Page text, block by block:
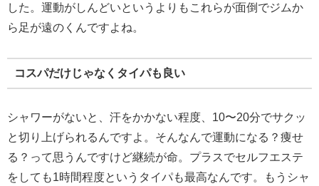
した。運動がしんどいというよりもこれらが面倒でジムか
ら足が遠のくんですよね。
コスパだけじゃなくタイパも良い
シャワーがないと、汗をかかない程度、10〜20分でサクッ
と切り上げられるんですよ。そんなんで運動になる？痩せ
る？って思うんですけど継続が命。プラスでセルフエステ
をしても1時間程度というタイパも最高なんです。もうシャ